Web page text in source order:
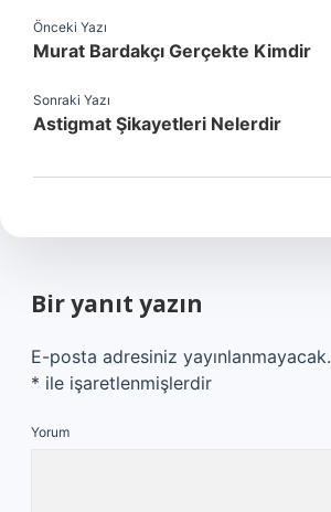
Önceki Yazı
Murat Bardakçı Gerçekte Kimdir
Sonraki Yazı
Astigmat Şikayetleri Nelerdir
Bir yanıt yazın
E-posta adresiniz yayınlanmayacak.
* ile işaretlenmişlerdir
Yorum